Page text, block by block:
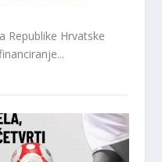
Republike Hrvatske